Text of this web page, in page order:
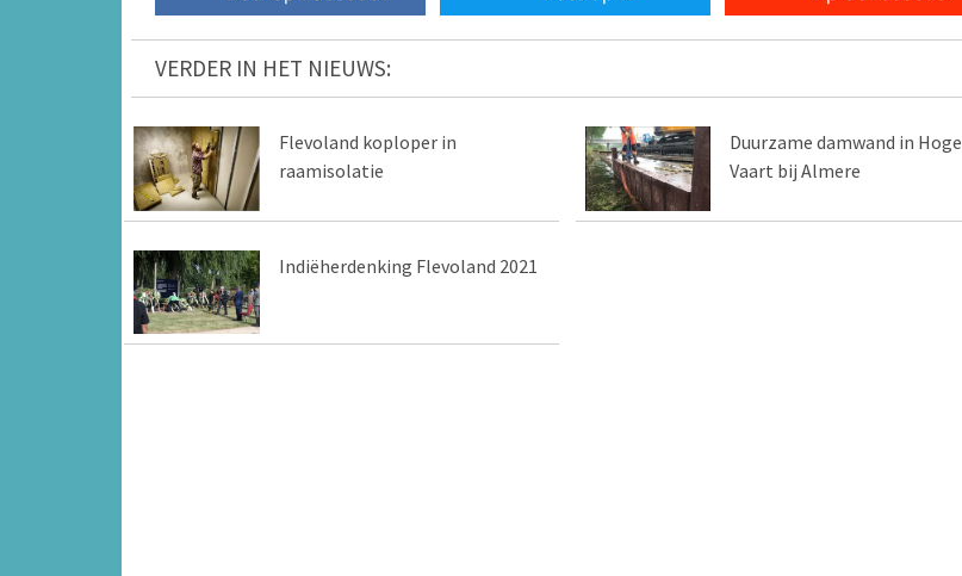
VERDER IN HET NIEUWS:
Flevoland koploper in
raamisolatie
Duurzame damwand in Hoge
Vaart bij Almere
Indiëherdenking Flevoland 2021